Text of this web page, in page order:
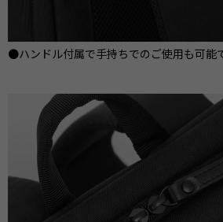
●ハンドル付属で手持ちでのご使用も可能で